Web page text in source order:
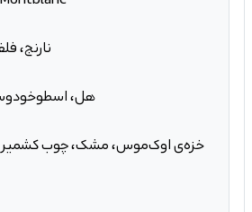
نارنج،
هل،
خزه‌ی اوک‌موس، مشک، چوب